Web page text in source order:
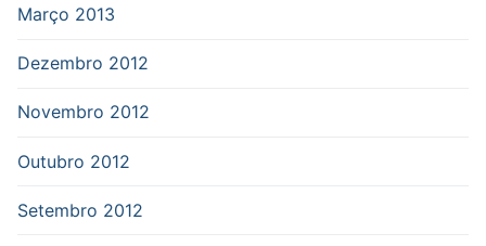
Março 2013
Dezembro 2012
Novembro 2012
Outubro 2012
Setembro 2012